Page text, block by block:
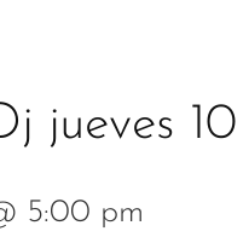
jueves
5:00 pm